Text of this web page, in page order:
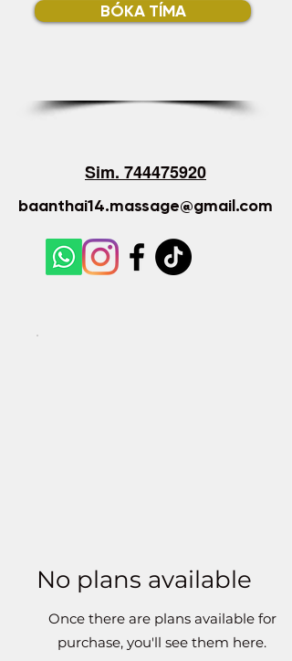
BÓKA TÍMA
Sim. 744475920
baanthai14.massage@gmail.com
No plans available
Once there are plans available for
purchase, you'll see them here.